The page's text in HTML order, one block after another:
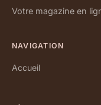
Votre magazine en
NAVIGATION
Accueil